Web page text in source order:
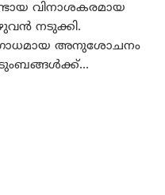
വിനാശകരമായ
നടുക്കി.
അഗാധമായ അനുശോചനം